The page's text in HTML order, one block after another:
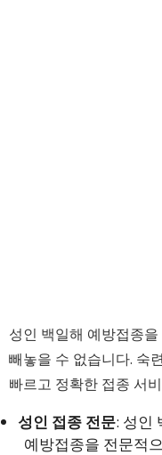
성인 백일해 예방접종을
빼놓을 수 없습니다. 숙
빠르고 정확한 접종 서
성인 접종 전문: 성인
예방접종을 전문적